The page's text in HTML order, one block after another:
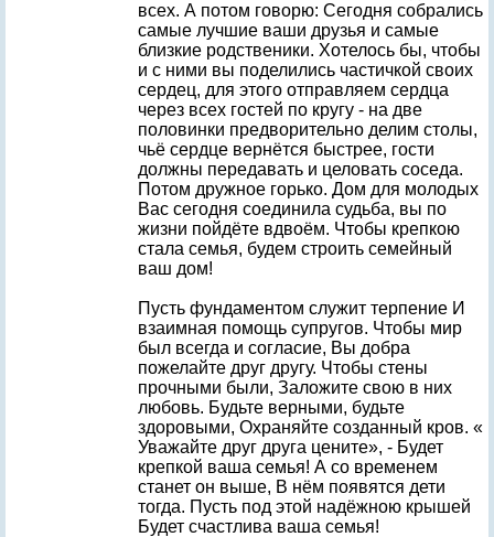
всех. А потом говорю: Сегодня собрались
самые лучшие ваши друзья и самые
близкие родственики. Хотелось бы, чтобы
и с ними вы поделились частичкой своих
сердец, для этого отправляем сердца
через всех гостей по кругу - на две
половинки предворительно делим столы,
чьё сердце вернётся быстрее, гости
должны передавать и целовать соседа.
Потом дружное горько. Дом для молодых
Вас сегодня соединила судьба, вы по
жизни пойдёте вдвоём. Чтобы крепкою
стала семья, будем строить семейный
ваш дом!
Пусть фундаментом служит терпение И
взаимная помощь супругов. Чтобы мир
был всегда и согласие, Вы добра
пожелайте друг другу. Чтобы стены
прочными были, Заложите свою в них
любовь. Будьте верными, будьте
здоровыми, Охраняйте созданный кров. «
Уважайте друг друга цените», - Будет
крепкой ваша семья! А со временем
станет он выше, В нём появятся дети
тогда. Пусть под этой надёжною крышей
Будет счастлива ваша семья!